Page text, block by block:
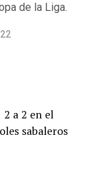
de la Liga.
2 a 2 en el
sabaleros